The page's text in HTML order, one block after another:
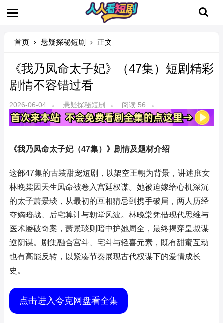
首页 悬疑探秘短剧 正文
《我乃凤命太子妃》（47集）短剧精彩
剧情不容错过看
2026-06-04 悬疑探秘短剧 阅读 56
《我乃凤命太子妃（47集）》剧情及题材介绍
这部47集的古装甜宠短剧，以架空王朝为背景，讲述庶女
林晚棠因天生凤命被卷入宫廷权谋。她被迫嫁给心机深沉
的太子萧景琰，从最初的互相猜忌到携手破局，两人历经
夺嫡暗战、后宅算计与朝堂风波。林晚棠凭借现代思维与
医术屡破奇案，萧景琰则暗中护她周全，最终揭穿皇叔谋
逆阴谋。剧集融合宫斗、宅斗与轻喜元素，既有甜蜜互动
也有高能反转，以紧凑节奏展现古代权谋下的爱情成长
史。
点击进入夸克网盘看全集